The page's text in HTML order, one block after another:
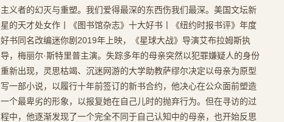
主义者的幻灭与重塑。我们爱得最深的东西伤我们最深。美国文坛新
星的天才处女作丨《图书馆杂志》十大好书丨《纽约时报书评》年度
好书同名改编迷你剧2019年上映，《星球大战》导演艾布拉姆斯执
导，梅丽尔·斯特里普主演。失踪多年的母亲突然以犯罪嫌疑人的身份
重新出现，灵思枯竭、沉迷网游的大学助教萨缪尔决定以母亲为原型
写一部小说，以履行十年前签订的新书合约，他决心在公众面前塑造
一个最卑劣的形象，以报复她在自己儿时的抛弃行为。但在寻访的过
程中，他逐渐发现了一个完全不同于自己认知中的母亲，也开始反思